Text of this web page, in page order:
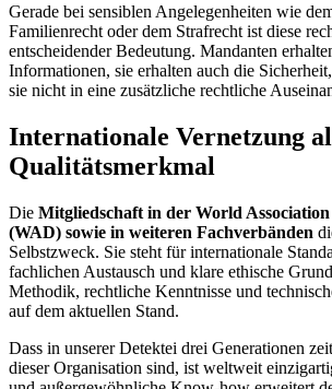
Gerade bei sensiblen Angelegenheiten wie
Familienrecht oder dem Strafrecht ist diese
entscheidender Bedeutung. Mandanten
Informationen, sie erhalten auch die
sie nicht in eine zusätzliche rechtliche
Internationale Vernetzung
Qualitätsmerkmal
Die Mitgliedschaft in der World Association
(WAD) sowie in weiteren Fachverbänden
Selbstzweck. Sie steht für internationale
fachlichen Austausch und klare ethische
Methodik, rechtliche Kenntnisse und
auf dem aktuellen Stand.
Dass in unserer Detektei drei Generationen
dieser Organisation sind, ist weltweit